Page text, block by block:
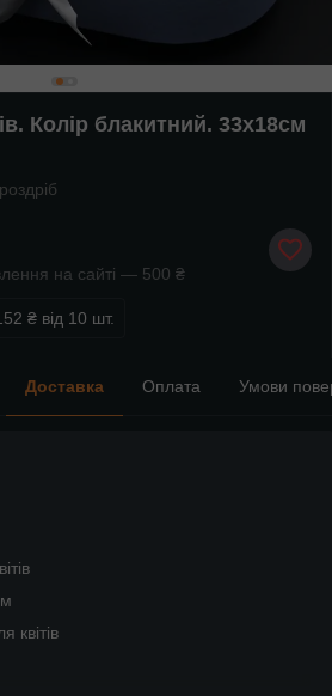
Колір блакитний. 33х18см
на сайті — 500 ₴
₴ від 10 шт.
Доставка Оплата Умови
квітів